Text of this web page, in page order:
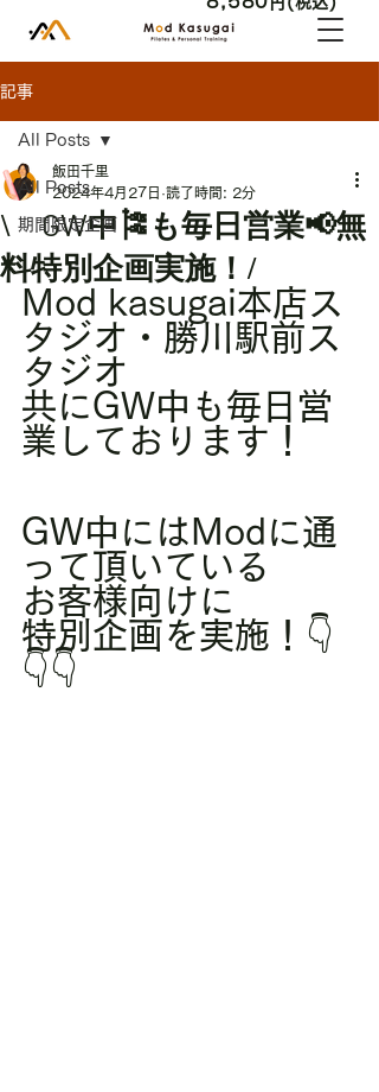
記事
All Posts
期間限定企画
All Posts
\ GW中🎏も毎日営業📢無
料特別企画実施！/
飯田千里
2024年4月27日 読了時間: 2分
Mod kasugai本店ス
タジオ・勝川駅前ス
タジオ
共にGW中も毎日営
業しております！
GW中にはModに通
って頂いている
お客様向けに
特別企画を実施！👇
👇👇